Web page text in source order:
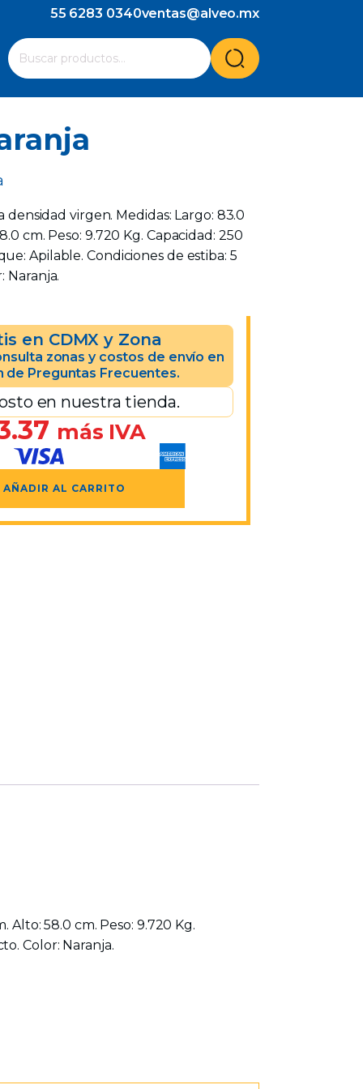
55 6283 0340ventas@alveo.mx
Buscar
por:
Cuando hay resultados autocompletados, puedes
virgen. Medidas: Largo: 83.0
cm. Peso: 9.720 Kg. Capacidad: 250
Apilable. Condiciones de estiba: 5
Naranja.
en CDMX y Zona
zonas y costos de envío en
de Preguntas Frecuentes.
en nuestra tienda.
más IVA
AÑADIR AL CARRITO
58.0 cm. Peso: 9.720 Kg.
Color: Naranja.